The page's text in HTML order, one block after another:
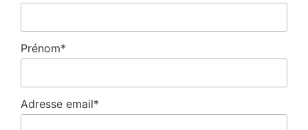
Prénom*
Adresse email*